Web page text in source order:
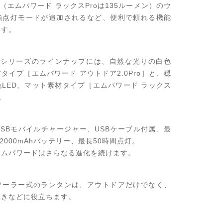
エムパワード ラックスProは135ルーメン）のウ
灯モードが追加されるなど、便利で頼れる機能
。
リーズのラインナップには、自然な光りの白色
イプ［エムパワード アウトドア2.0Pro］と、穏
、マット素材タイプ［エムパワード ラックス
モバイルチャージャー、USBケーブル付属、最
バッテリー、最長50時間点灯。
パワードはさらなる進化を続けます。
ラー式のランタンは、アウトドアだけでなく、
などに役立ちます。